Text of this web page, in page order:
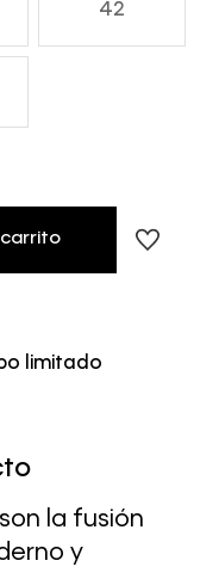
42
limitado
la fusión
y